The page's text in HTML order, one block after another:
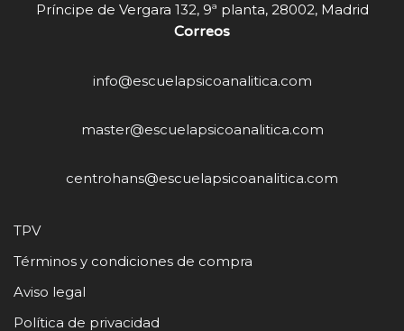
Príncipe de Vergara 132, 9ª planta, 28002, Madrid
Correos
info@escuelapsicoanalitica.com
master@escuelapsicoanalitica.com
centrohans@escuelapsicoanalitica.com
TPV
Términos y condiciones de compra
Aviso legal
Política de privacidad